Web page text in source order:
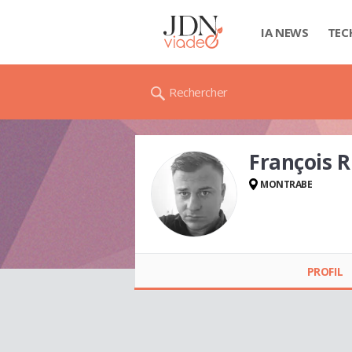
IA NEWS
Rechercher
GROUPE RICO
François
MONTRABE
PROFIL